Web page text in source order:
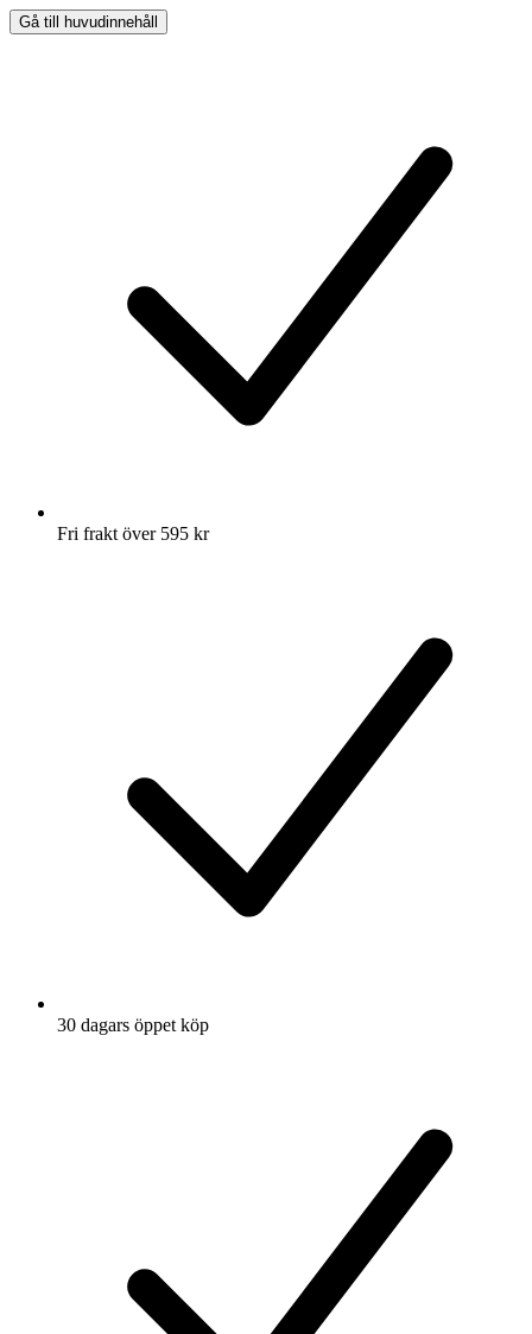
Gå till huvudinnehåll
Fri frakt över 595 kr
30 dagars öppet köp